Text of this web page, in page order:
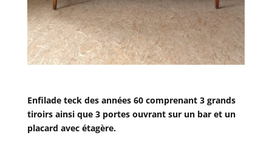
Enfilade teck des années 60 comprenant 3 grands
tiroirs ainsi que 3 portes ouvrant sur un bar et un
placard avec étagère.